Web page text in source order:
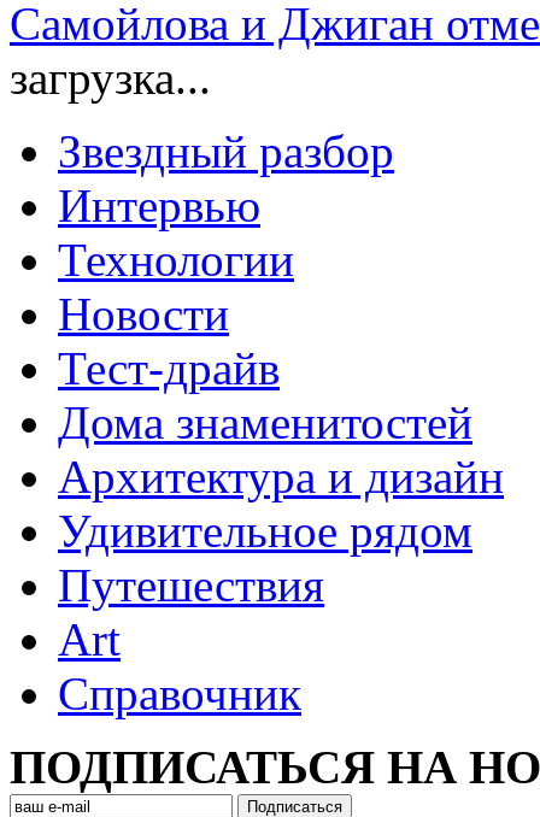
Самойлова и Джиган
загрузка...
Звездный разбор
Интервью
Технологии
Новости
Тест-драйв
Дома знаменитостей
Архитектура и дизайн
Удивительное рядом
Путешествия
Art
Cправочник
ПОДПИСАТЬСЯ НА